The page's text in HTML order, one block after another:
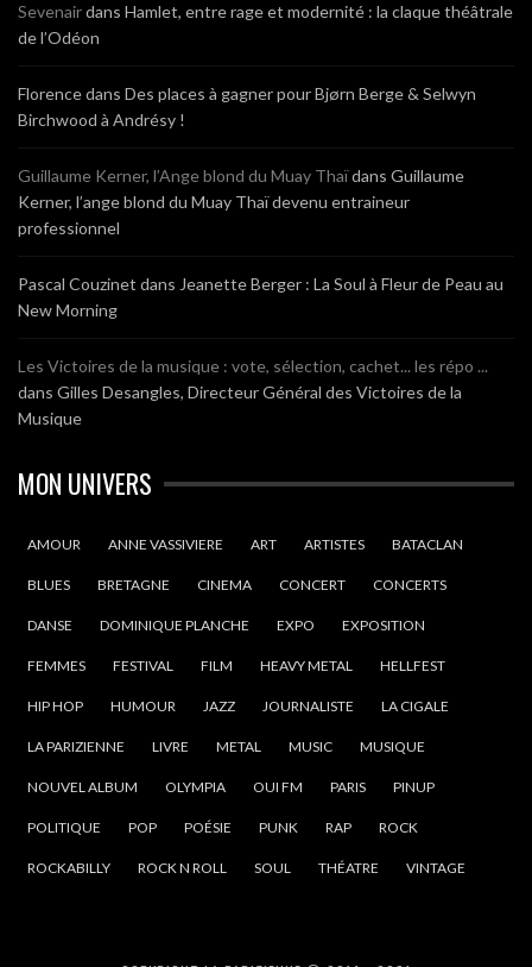
Sevenairdans Hamlet, entre rage et modernité : la claque théâtrale
de l’Odéon
Florencedans Des places à gagner pour Bjørn Berge & Selwyn
Birchwood à Andrésy !
Guillaume Kerner, l’Ange blond du Muay Thaïdans Guillaume
Kerner, l’ange blond du Muay Thaï devenu entraineur
professionnel
Pascal Couzinet dans Jeanette Berger : La Soul à Fleur de Peau au
New Morning
Les Victoires de la musique : vote, sélection, cachet... les répo ...
dans Gilles Desangles, Directeur Général des Victoires de la
Musique
MON UNIVERS
AMOUR ANNE VASSIVIERE ART ARTISTES BATACLAN
BLUES BRETAGNE CINEMA CONCERT CONCERTS
DANSE DOMINIQUE PLANCHE EXPO EXPOSITION
FEMMES FESTIVAL FILM HEAVY METAL HELLFEST
HIP HOP HUMOUR JAZZ JOURNALISTE LA CIGALE
LA PARIZIENNE LIVRE METAL MUSIC MUSIQUE
NOUVEL ALBUM OLYMPIA OUI FM PARIS PINUP
POLITIQUE POP POÉSIE PUNK RAP ROCK
ROCKABILLY ROCK N ROLL SOUL THÉATRE VINTAGE